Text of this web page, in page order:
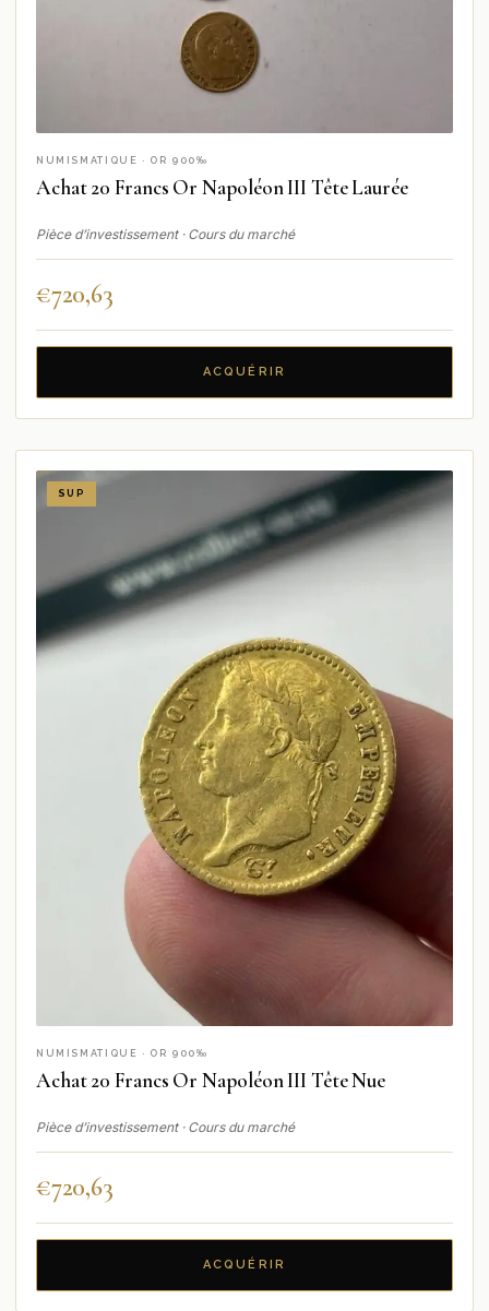
NUMISMATIQUE · OR 900‰
Achat 20 Francs Or Napoléon III Tête Laurée
Pièce d’investissement · Cours du marché
€720,63
ACQUÉRIR
SUP
NUMISMATIQUE · OR 900‰
Achat 20 Francs Or Napoléon III Tête Nue
Pièce d’investissement · Cours du marché
€720,63
ACQUÉRIR